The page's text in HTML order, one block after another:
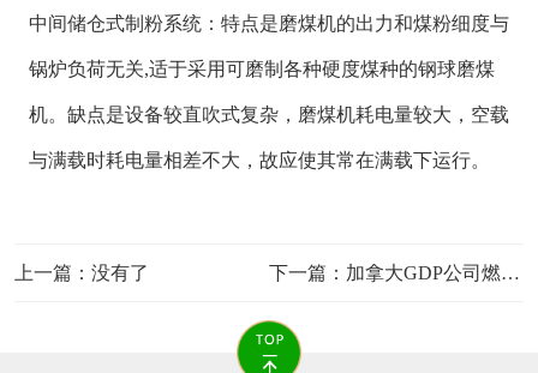
中间储仓式制粉系统：特点是磨煤机的出力和煤粉细度与
锅炉负荷无关,适于采用可磨制各种硬度煤种的钢球磨煤
机。缺点是设备较直吹式复杂，磨煤机耗电量较大，空载
与满载时耗电量相差不大，故应使其常在满载下运行。
上一篇：没有了 下一篇： 加拿大GDP公司燃气锅炉